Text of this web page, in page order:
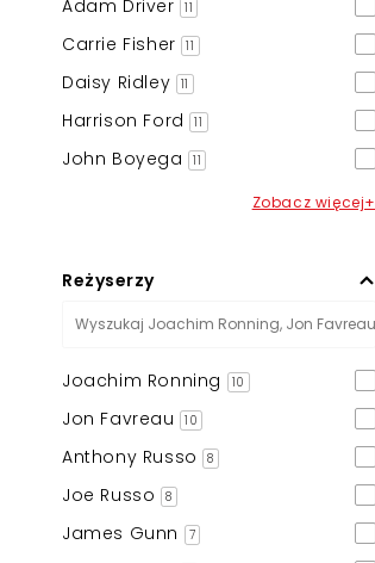
Adam Driver 11
Carrie Fisher 11
Daisy Ridley 11
Harrison Ford 11
John Boyega 11
Zobacz więcej+
Reżyserzy
Joachim Ronning 10
Jon Favreau 10
Anthony Russo 8
Joe Russo 8
James Gunn 7